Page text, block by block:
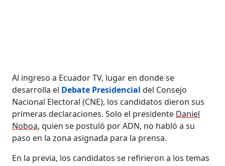
Al ingreso a Ecuador TV, lugar en donde se
desarrolla el Debate Presidencial del Consejo
Nacional Electoral (CNE), los candidatos dieron sus
primeras declaraciones. Solo el presidente Daniel
Noboa, quien se postuló por ADN, no habló a su
paso en la zona asignada para la prensa.
En la previa, los candidatos se refirieron a los temas